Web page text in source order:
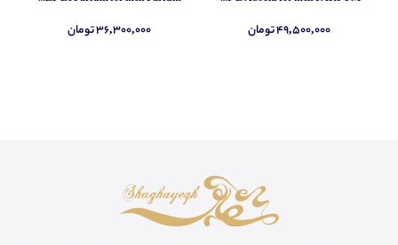
۴۹,۵۰۰,۰۰۰ تومان ۳۶,۳۰۰,۰۰۰ تومان